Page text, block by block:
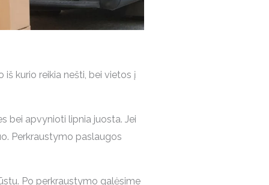
kurio reikia nešti, bei vietos į
bei apvynioti lipnia juosta. Jei
Perkraustymo paslaugos
Po perkraustymo galėsime